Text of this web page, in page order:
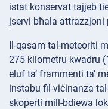
istat konservat tajjeb
jservi bħala
Il-qasam tal-meteoriti
275 kilometru kwadru
eluf ta’ frammenti ta’
instabu fil-viċinanza
skoperti mill-bdiewa